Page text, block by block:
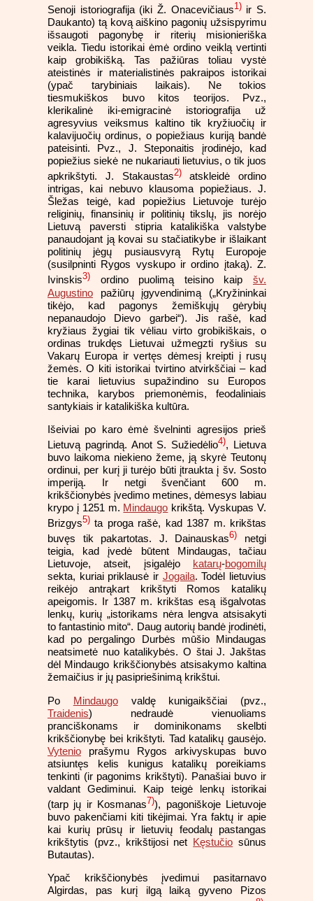
Senoji istoriografija (iki Ž. Onacevičiaus1)ir S.
Daukanto) tą kovą aiškino pagonių užsispyrimu
išsaugoti pagonybę ir riterių misionieriška
veikla. Tiedu istorikai ėmė ordino veiklą vertinti
kaip grobikišką. Tas pažiūras toliau vystė
ateistinės ir materialistinės pakraipos istorikai
(ypač tarybiniais laikais). Ne tokios
tiesmukiškos buvo kitos teorijos. Pvz.,
klerikalinė iki-emigracinė istoriografija už
agresyvius veiksmus kaltino tik kryžiuočių ir
kalavijuočių ordinus, o popiežiaus kuriją bandė
pateisinti. Pvz., J. Steponaitis įrodinėjo, kad
popiežius siekė ne nukariauti lietuvius, o tik juos
apkrikštyti. J. Stakaustas2)atskleidė ordino
intrigas, kai nebuvo klausoma popiežiaus. J.
Šležas teigė, kad popiežius Lietuvoje turėjo
religinių, finansinių ir politinių tikslų, jis norėjo
Lietuvą paversti stipria katalikiška valstybe
panaudojant ją kovai su stačiatikybe ir išlaikant
politinių jėgų pusiausvyrą Rytų Europoje
(susilpninti Rygos vyskupo ir ordino įtaką). Z.
Ivinskis3) ordino puolimą teisino kaip šv.
Augustino pažiūrų įgyvendinimą („Kryžininkai
tikėjo, kad pagonys žemiškųjų gėrybių
nepanaudojo Dievo garbei“). Jis rašė, kad
kryžiaus žygiai tik vėliau virto grobikiškais, o
ordinas trukdęs Lietuvai užmegzti ryšius su
Vakarų Europa ir vertęs dėmesį kreipti į rusų
žemės. O kiti istorikai tvirtino atvirkščiai – kad
tie karai lietuvius supažindino su Europos
technika, karybos priemonėmis, feodaliniais
santykiais ir katalikiška kultūra.
Išeiviai po karo ėmė švelninti agresijos prieš
Lietuvą pagrindą. Anot S. Sužiedėlio4), Lietuva
buvo laikoma niekieno žeme, ją skyrė Teutonų
ordinui, per kurį ji turėjo būti įtraukta į šv. Sosto
imperiją. Ir netgi švenčiant 600 m.
krikščionybės įvedimo metines, dėmesys labiau
krypo į 1251 m. Mindaugo krikštą. Vyskupas V.
Brizgys5) ta proga rašė, kad 1387 m. krikštas
buvęs tik pakartotas. J. Dainauskas6) netgi
teigia, kad įvedė būtent Mindaugas, tačiau
Lietuvoje, atseit, įsigalėjo katarų-bogomilų
sekta, kuriai priklausė ir Jogaila. Todėl lietuvius
reikėjo antrąkart krikštyti Romos katalikų
apeigomis. Ir 1387 m. krikštas esą išgalvotas
lenkų, kurių „istorikams nėra lengva atsisakyti
to fantastinio mito“. Daug autorių bandė įrodinėti,
kad po pergalingo Durbės mūšio Mindaugas
neatsimetė nuo katalikybės. O štai J. Jakštas
dėl Mindaugo krikščionybės atsisakymo kaltina
žemaičius ir jų pasipriešinimą krikštui.
Po Mindaugovaldę kunigaikščiai (pvz.,
Traidenis) nedraudė vienuoliams
pranciškonams ir dominikonams skelbti
krikščionybę bei krikštyti. Tad katalikų gausėjo.
Vytenio prašymu Rygos arkivyskupas buvo
atsiuntęs kelis kunigus katalikų poreikiams
tenkinti (ir pagonims krikštyti). Panašiai buvo ir
valdant Gediminui. Kaip teigė lenkų istorikai
(tarp jų ir Kosmanas7)), pagoniškoje Lietuvoje
buvo pakenčiami kiti tikėjimai. Yra faktų ir apie
kai kurių prūsų ir lietuvių feodalų pastangas
krikštytis (pvz., krikštijosi net Kęstučio sūnus
Butautas).
Ypač krikščionybės įvedimui pasitarnavo
Algirdas, pas kurį ilgą laiką gyveno Pizos